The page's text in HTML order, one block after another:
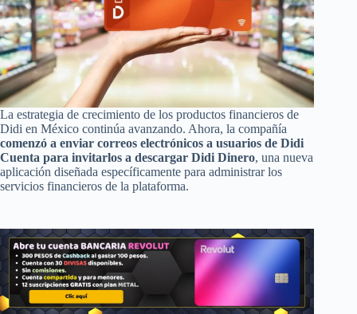
La estrategia de crecimiento de los productos financieros de
Didi en México continúa avanzando. Ahora, la compañía
comenzó a enviar correos electrónicos a usuarios de Didi
Cuenta para invitarlos a descargar Didi Dinero, una nueva
aplicación diseñada específicamente para administrar los
servicios financieros de la plataforma.